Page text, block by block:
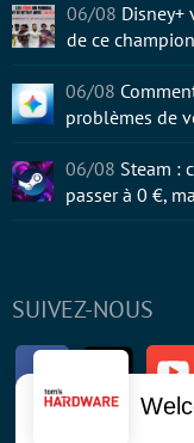
SUIVEZ-NOUS
FacebookTwitter
06/08
de ce
06/08
problèmes de
06/08 Steam :
passer à 0 €,